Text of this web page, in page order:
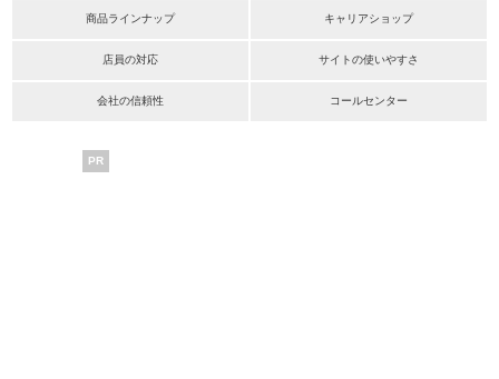
商品ラインナップ キャリアショップ
店員の対応 サイトの使いやすさ
会社の信頼性 コールセンター
PR